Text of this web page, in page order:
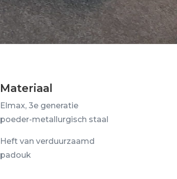
Materiaal
Elmax, 3e generatie
poeder-metallurgisch staal
Heft van verduurzaamd
padouk